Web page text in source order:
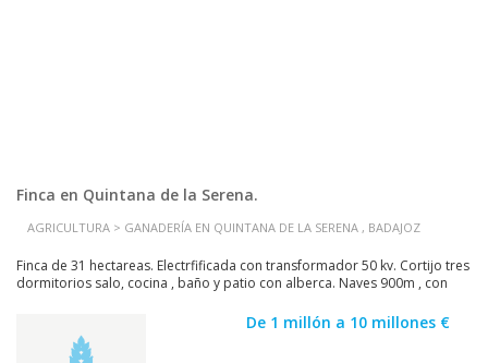
Finca en Quintana de la Serena.
AGRICULTURA > GANADERÍA EN QUINTANA DE LA SERENA , BADAJOZ
Finca de 31 hectareas. Electrfificada con transformador 50 kv. Cortijo tres
dormitorios salo, cocina , baño y patio con alberca. Naves 900m , con
De 1 millón a 10 millones €